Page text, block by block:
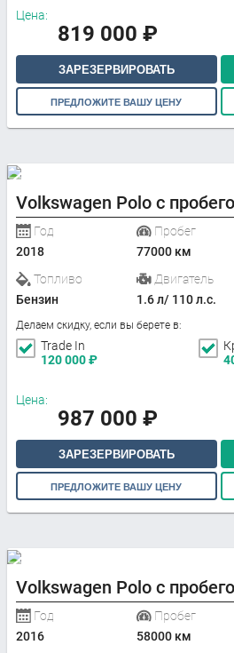
Цена:
819 000 ₽
ЗАРЕЗЕРВИРОВАТЬ
ПРЕДЛОЖИТЕ ВАШУ ЦЕНУ
Volkswagen Polo с
Год
2018
Пробег
77000 км
Топливо
Бензин
Двигатель
1.6 л/ 110 л.с.
Делаем скидку, если вы берете в:
Trade In
120 000₽
Цена:
987 000 ₽
ЗАРЕЗЕРВИРОВАТЬ
ПРЕДЛОЖИТЕ ВАШУ ЦЕНУ
Volkswagen Polo с
Год
2016
Пробег
58000 км